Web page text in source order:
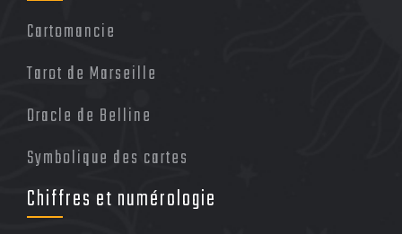
Cartomancie
Tarot de Marseille
Oracle de Belline
Symbolique des cartes
Chiffres et numérologie